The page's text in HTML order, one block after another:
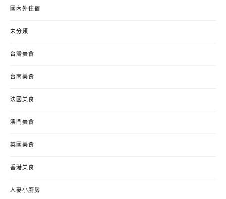
國內外住宿
未分類
台灣美食
台南美食
法國美食
澳門美食
英國美食
香港美食
人妻小廚房